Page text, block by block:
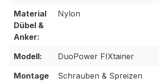
Material
Dübel &
Anker:
Nylon
Modell:
DuoPower FIXtainer
Montage
Schrauben & Spreizen